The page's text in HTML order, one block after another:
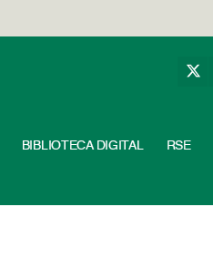
BIBLIOTECA DIGITAL RSE